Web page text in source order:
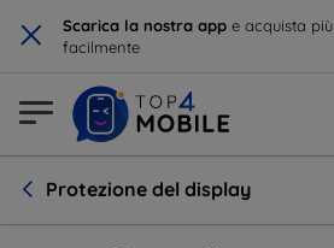
× Scarica la nostra app e acquista più
facilmente
Protezione del display